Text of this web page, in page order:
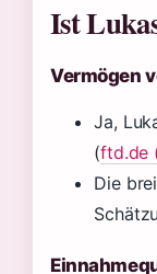
Ist
Vermögen
Ja,
(ftd.de
Die